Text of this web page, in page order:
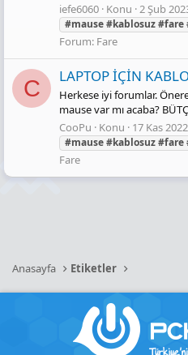
iefe6060 Konu 2 Şub
#mause#kablosuz#fare
Forum: Fare
C LAPTOP İÇİN
Herkese iyi forumlar.
mause var mı acaba?
CooPu
Konu 17 Kas 2022
#mause#kablosuz#fare
Fare
Anasayfa Etiketler